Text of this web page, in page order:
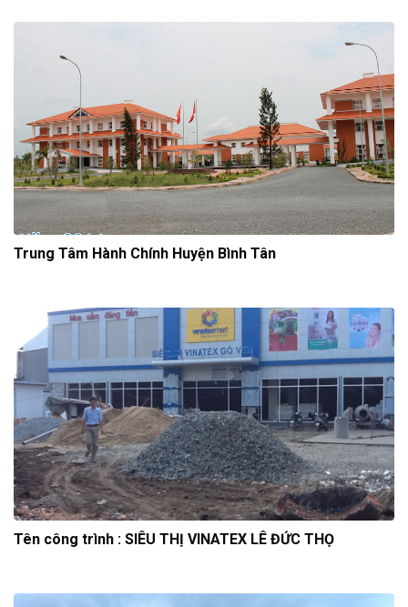
Trung Tâm Hành Chính Huyện Bình Tân
Tên công trình : SIÊU THỊ VINATEX LÊ ĐỨC THỌ